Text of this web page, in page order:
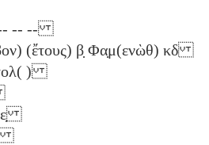
-- -- --
(ἔτους) β̣ Φα̣μ(ενὼθ) κδ
)
πε̣